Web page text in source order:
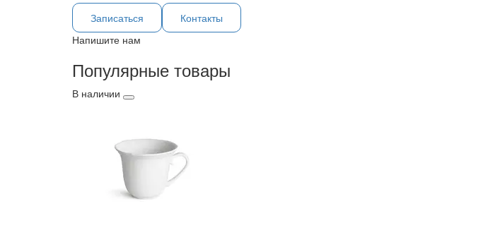
Записаться
Контакты
Напишите нам
Популярные товары
В наличии